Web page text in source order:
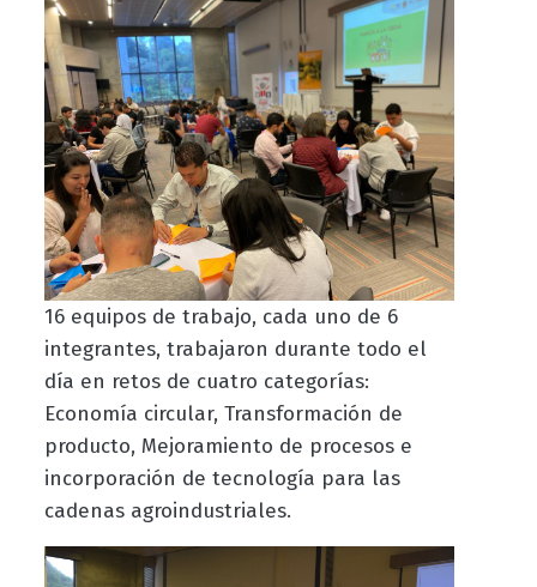
16 equipos de trabajo, cada uno de 6
integrantes, trabajaron durante todo el
día en retos de cuatro categorías:
Economía circular, Transformación de
producto, Mejoramiento de procesos e
incorporación de tecnología para las
cadenas agroindustriales.